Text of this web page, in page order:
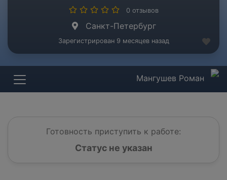
0 отзывов
Санкт-Петербург
Зарегистрирован 9 месяцев назад
Мангушев Роман
Готовность приступить к работе:
Статус не указан